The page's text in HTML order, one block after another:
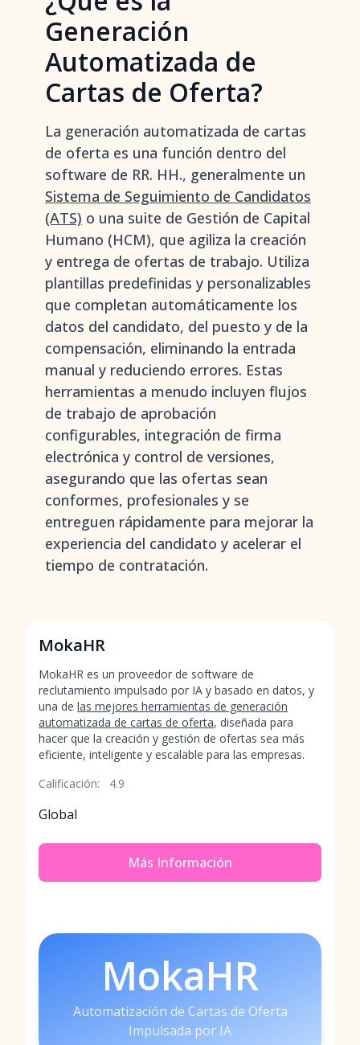
Generación
Automatizada de
Cartas de Oferta?
La generación automatizada de cartas
de oferta es una función dentro del
software de RR. HH., generalmente un
Sistema de Seguimiento de Candidatos
(ATS) o una suite de Gestión de Capital
Humano (HCM), que agiliza la creación
y entrega de ofertas de trabajo. Utiliza
plantillas predefinidas y personalizables
que completan automáticamente los
datos del candidato, del puesto y de la
compensación, eliminando la entrada
manual y reduciendo errores. Estas
herramientas a menudo incluyen flujos
de trabajo de aprobación
configurables, integración de firma
electrónica y control de versiones,
asegurando que las ofertas sean
conformes, profesionales y se
entreguen rápidamente para mejorar la
experiencia del candidato y acelerar el
tiempo de contratación.
MokaHR
MokaHR es un proveedor de software de
reclutamiento impulsado por IA y basado en datos, y
una de las mejores herramientas de generación
automatizada de cartas de oferta, diseñada para
hacer que la creación y gestión de ofertas sea más
eficiente, inteligente y escalable para las empresas.
Calificación:
4.9
Global
Más Información
MokaHR
Automatización de Cartas de Oferta
Impulsada por IA